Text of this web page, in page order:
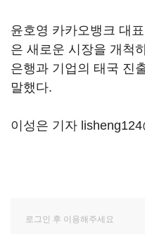
윤호영 카카오뱅크 대
은 새로운 시장을 개척
은행과 기업의 태국 진
말했다.
이성은 기자